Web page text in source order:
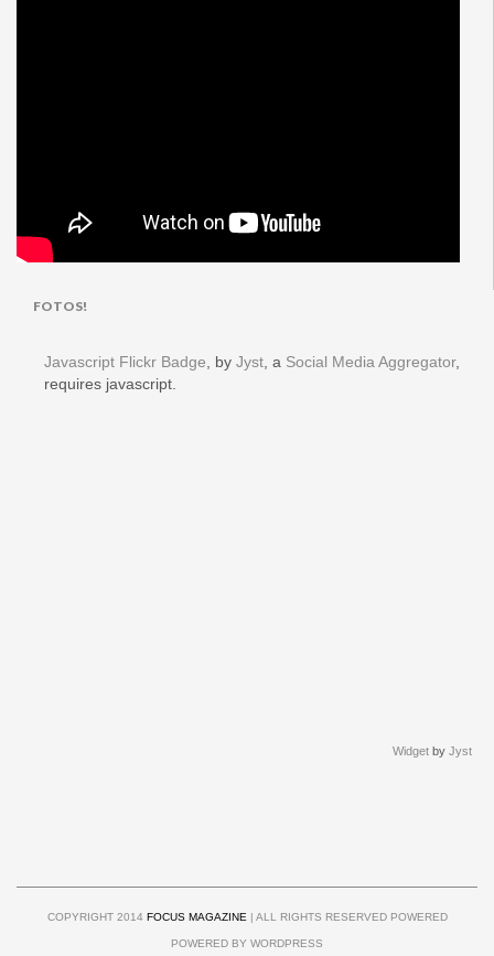
FOTOS!
Javascript Flickr Badge , by Jyst , a Social Media Aggregator,
requires javascript.
Widget by Jyst
COPYRIGHT 2014 FOCUS MAGAZINE | ALL RIGHTS RESERVED POWERED
POWERED BY WORDPRESS